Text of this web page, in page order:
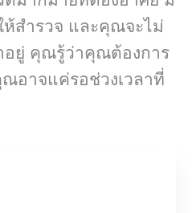
ห้สำรวจ และคุณจะไม่
ยู่ คุณรู้ว่าคุณต้องการ
อาจแค่รอช่วงเวลาที่